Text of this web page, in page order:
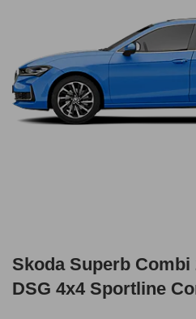
Skoda Superb Combi
DSG 4x4 Sportline